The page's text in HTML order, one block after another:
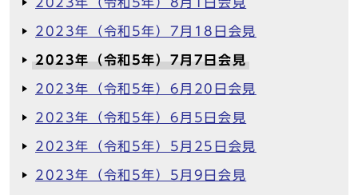
2023年（令和5年）7月18日会見
2023年（令和5年）7月7日会見
2023年（令和5年）6月20日会見
2023年（令和5年）6月5日会見
2023年（令和5年）5月25日会見
2023年（令和5年）5月9日会見